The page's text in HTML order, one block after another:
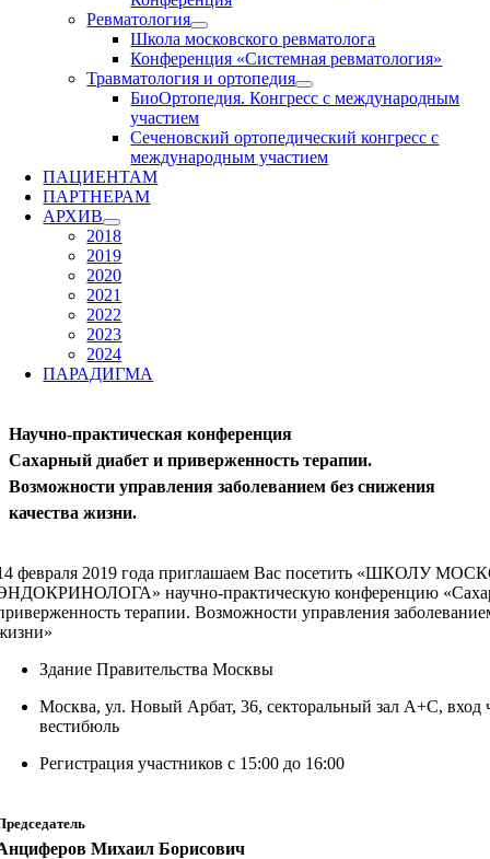
Ревматология
Школа московского ревматолога
Конференция «Системная ревматология»
Травматология и ортопедия
БиоОртопедия. Конгресс с международным
участием
Сеченовский ортопедический конгресс с
международным участием
ПАЦИЕНТАМ
ПАРТНЕРАМ
АРХИВ
2018
2019
2020
2021
2022
2023
2024
ПАРАДИГМА
Научно-практическая конференция
Сахарный диабет и приверженность терапии.
Возможности управления заболеванием без снижения
качества жизни.
февраля 2019 года приглашаем Вас посетить «ШКОЛУ
научно-практическую конференцию
терапии. Возможности управления
Здание Правительства Москвы
Москва, ул. Новый Арбат, 36, секторальный зал А+С, вход
вестибюль
Регистрация участников с 15:00 до 16:00
Михаил Борисович